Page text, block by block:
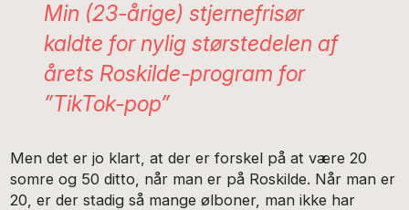
Min (23-årige) stjernefrisør
kaldte for nylig størstedelen af
årets Roskilde-program for
”TikTok-pop”
Men det er jo klart, at der er forskel på at være 20
somre og 50 ditto, når man er på Roskilde. Når man er
20, er der stadig så mange ølboner, man ikke har